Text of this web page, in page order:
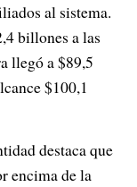
al sistema.
billones a las
llegó a $89,5
$100,1
destaca que
encima de la